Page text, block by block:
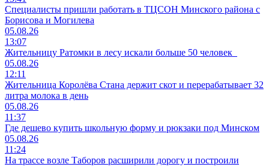
Специалисты пришли работать в ТЦСОН Минского района с
Борисова и Могилева
05.08.26
13:07
Жительницу Ратомки в лесу искали больше 50 человек
05.08.26
12:11
Жительница Королёва Стана держит скот и перерабатывает 32
литра молока в день
05.08.26
11:37
Где дешево купить школьную форму и рюкзаки под Минском
05.08.26
11:24
На трассе возле Таборов расширили дорогу и построили